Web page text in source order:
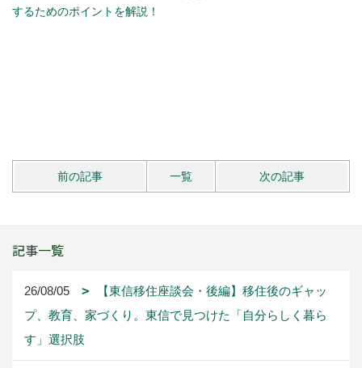
するためのポイントを解説！
前の記事 一覧 次の記事
記事一覧
26/08/05
【東信移住座談会・後編】移住後のギャッ
プ、教育、家づくり。東信で見つけた「自分らしく暮ら
す」選択肢